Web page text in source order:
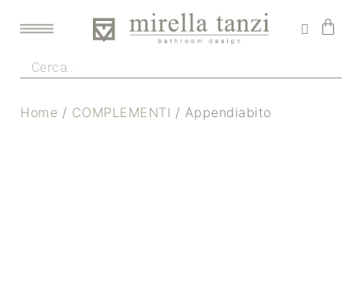
Home / COMPLEMENTI / Appendiabito